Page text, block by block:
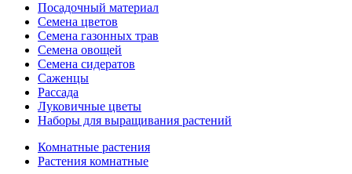
Посадочный материал
Семена цветов
Семена газонных трав
Семена овощей
Семена сидератов
Саженцы
Рассада
Луковичные цветы
Наборы для выращивания растений
Комнатные растения
Растения комнатные